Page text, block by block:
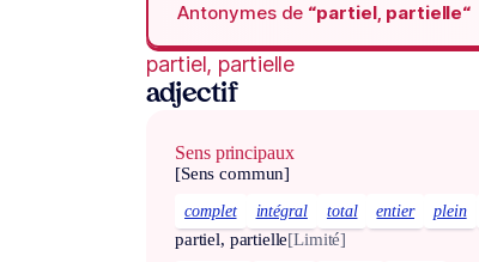
Antonymes de “partiel, partielle“
partiel, partielle
adjectif
Sens principaux
[Sens commun]
complet intégral total entier plein
partiel, partielle[Limité]